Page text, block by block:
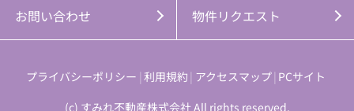
お問い合わせ 物件リクエスト
プライバシーポリシー 利用規約 アクセスマップ PCサイト
(c) すみれ不動産株式会社 All rights reserved.